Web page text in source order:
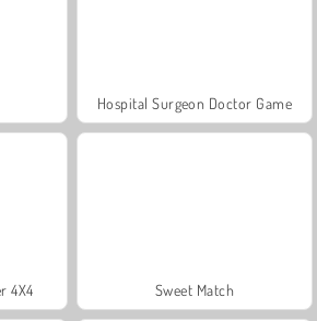
Hospital Surgeon Doctor Game
4X4 Sweet Match